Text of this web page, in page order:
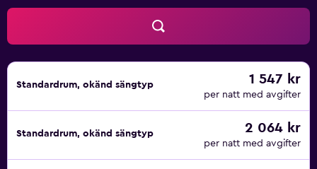
Standardrum, okänd sängtyp 1 547 kr
per natt med avgifter
Standardrum, okänd sängtyp 2 064 kr
per natt med avgifter